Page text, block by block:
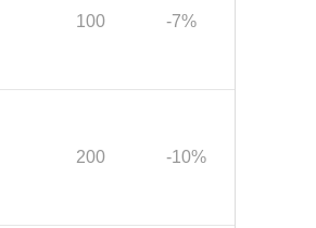
100 -7%
200 -10%